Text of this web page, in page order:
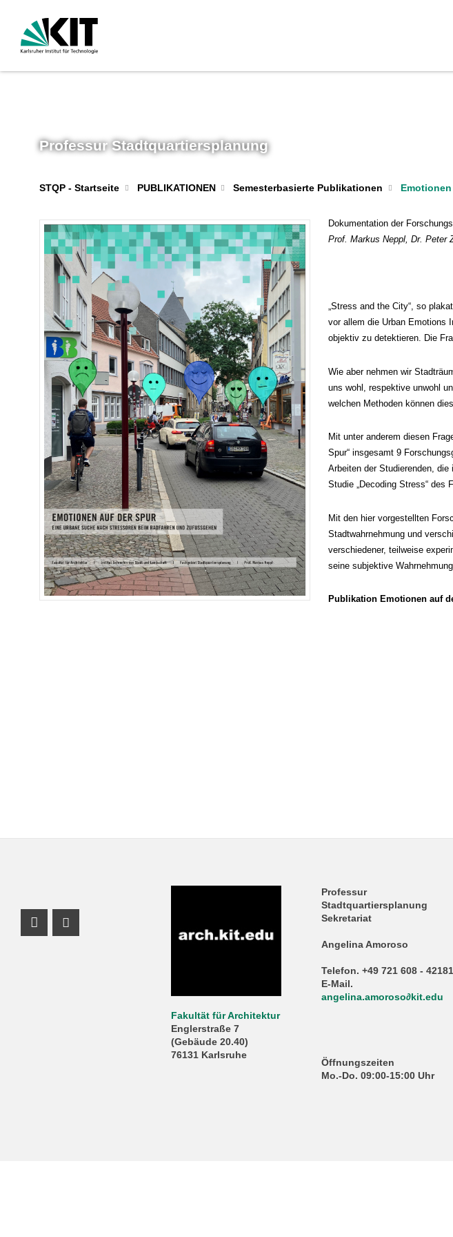
Professur Stadtquartiersplanung
STQP - Startseite PUBLIKATIONEN Semesterbasierte Publikationen
Dokumentation der
Prof. Markus Neppl, Dr. Peter
„Stress and the City“, so
vor allem die Urban Emotions
objektiv zu detektieren. Die
Wie aber nehmen wir
uns wohl, respektive unwohl
welchen Methoden können
Mit unter anderem diesen
Spur“ insgesamt 9
Arbeiten der Studierenden,
Studie „Decoding Stress“ des
Mit den hier vorgestellten
Stadtwahrnehmung und
verschiedener, teilweise
seine subjektive
Publikation Emotionen auf
Fakultät für Architektur
Englerstraße 7
(Gebäude 20.40)
76131 Karlsruhe
Professur
Stadtquartiersplanung
Sekretariat
Angelina Amoroso
Telefon. +49 721 608 - 42181
E-Mail.
angelina.amoroso∂kit.edu
Öffnungszeiten
Mo.-Do. 09:00-15:00 Uhr
Instagram Profil
Youtube Profil